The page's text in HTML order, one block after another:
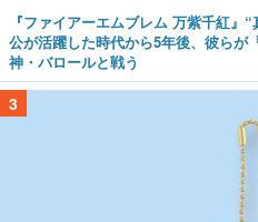
『ファイアーエムブレム 万紫千紅』
公が活躍した時代から5年後、彼らが
神・バロールと戦う
3